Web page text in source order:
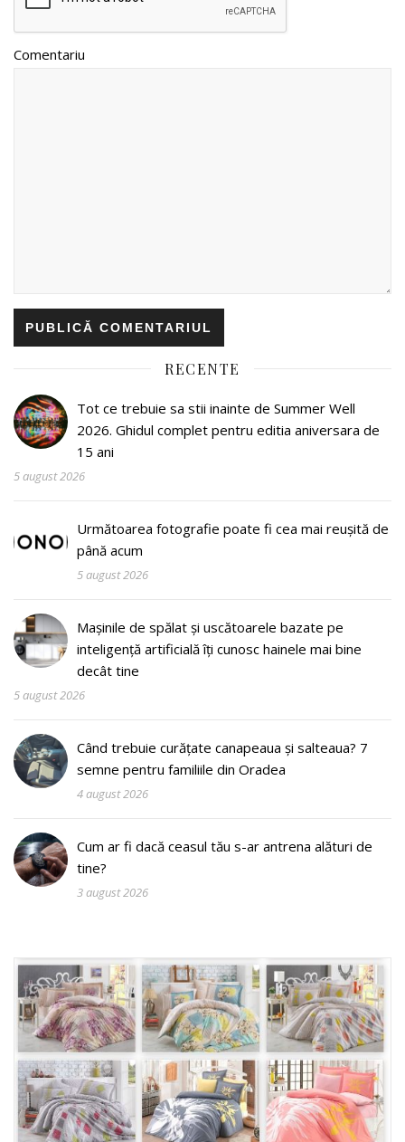
Comentariu
RECENTE
Tot ce trebuie sa stii inainte de Summer Well
2026. Ghidul complet pentru editia aniversara de
15 ani
5 august 2026
Următoarea fotografie poate fi cea mai reușită de
până acum
5 august 2026
Mașinile de spălat și uscătoarele bazate pe
inteligență artificială îți cunosc hainele mai bine
decât tine
5 august 2026
Când trebuie curățate canapeaua și salteaua? 7
semne pentru familiile din Oradea
4 august 2026
Cum ar fi dacă ceasul tău s-ar antrena alături de
tine?
3 august 2026